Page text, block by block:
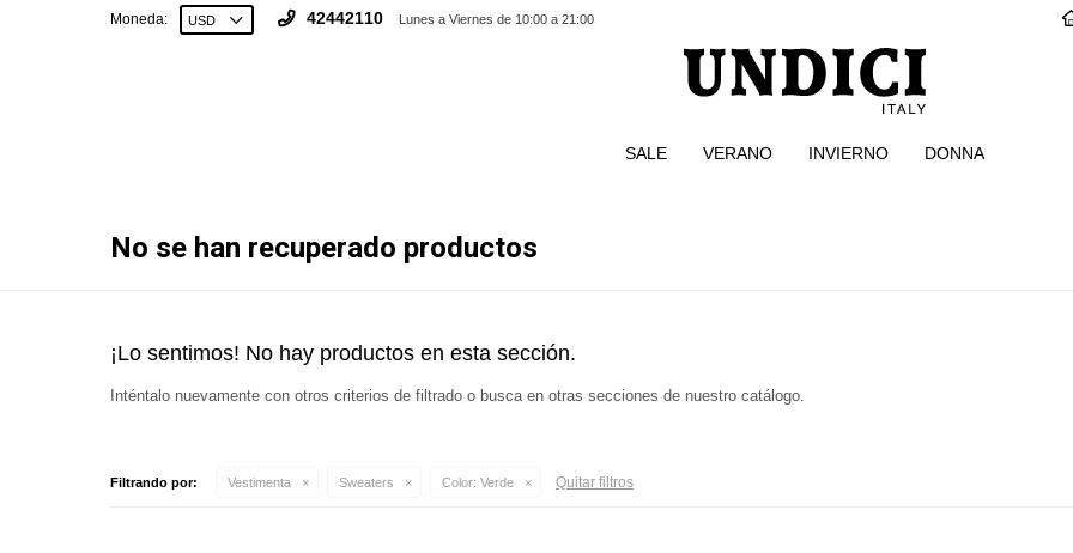
SALE VERANO INVIERNO DONNA
42442110 Lunes a Viernes de 10:00 a 21:00
Moneda:
No se han recuperado productos
¡Lo sentimos! No hay productos en esta sección.
Inténtalo nuevamente con otros criterios de filtrado o busca en otras secciones de nuestro catálogo.
Filtrando por: Vestimenta Sweaters Color: Verde Quitar filtros